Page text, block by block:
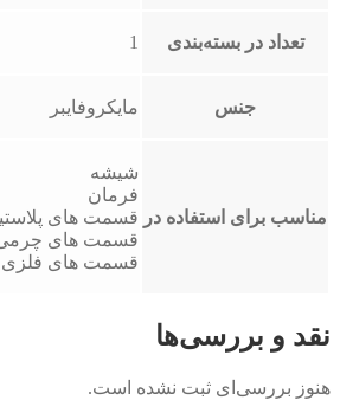
تعداد در بسته‌بندی 1
جنس مایکروفایبر
مناسب برای استفاده در
شیشه
فرمان
قسمت های
قسمت‌ های
قسمت های فلزی
نقد و بررسی‌ها
هنوز بررسی‌ای ثبت نشده است.